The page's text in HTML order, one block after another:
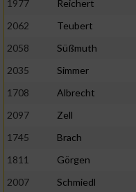
1977
Reichert
2062
Teubert
2058
Süßmuth
2035
Simmer
1708
Albrecht
2097
Zell
1745
Brach
1811
Görgen
2007
Schmiedl
Verwendung
von Werbeanzeigen
Erstellung von Profilen
Werbung
personalisierter Werbung
von Inhalten